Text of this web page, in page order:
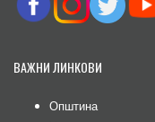
ВАЖНИ ЛИНКОВИ
Општина